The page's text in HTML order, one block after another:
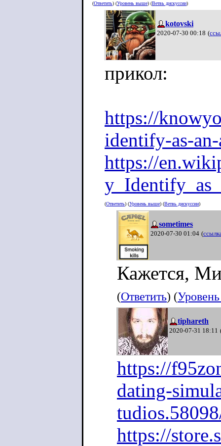
(Ответить) (Уровень выше) (Ветвь дискуссии)
kotovski
2020-07-30 00:18 (
прикол:
https://
identify-as-
https://
(Ответить) (Уровень выше) (Ветвь дискуссии)
sometimes
2020-07-30 01:04 (
Кажется,
(Ответить) (
tiphareth
2020-07-31 18:11
https://
dating-
https://